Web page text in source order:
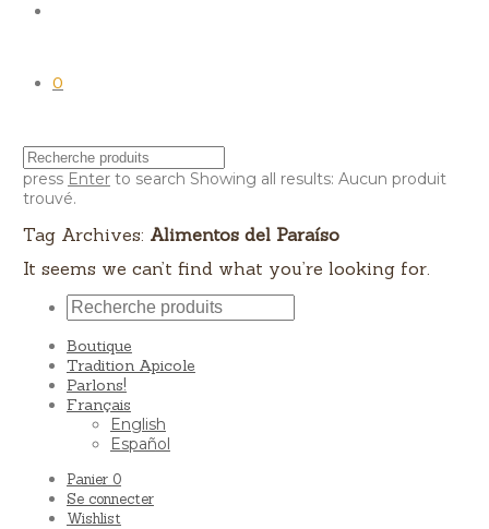
0
press Enterto search Showing all results: Aucun produit
trouvé.
Tag Archives: Alimentos del Paraíso
It seems we can’t find what you’re looking for.
Boutique
Tradition Apicole
Parlons!
Français
English
Español
Panier 0
Se connecter
Wishlist